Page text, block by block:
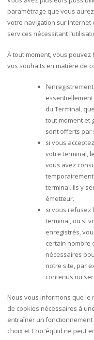
paramétrage que vous
votre navigation sur Internet
services nécessitant
À tout moment, vous
vos souhaits en matière de
du Terminal,
tout moment et
sont offerts par
si vous
votre terminal,
vous avez
terminal. Ils y
émetteur.
si vous refusez
terminal, ou si
enregistrés,
certain nombre
nécessaires
notre site, par
contenus ou
Nous vous informons que le
de cookies nécessaires à
entraîner un fonctionnement
choix et Croc’équid ne peut